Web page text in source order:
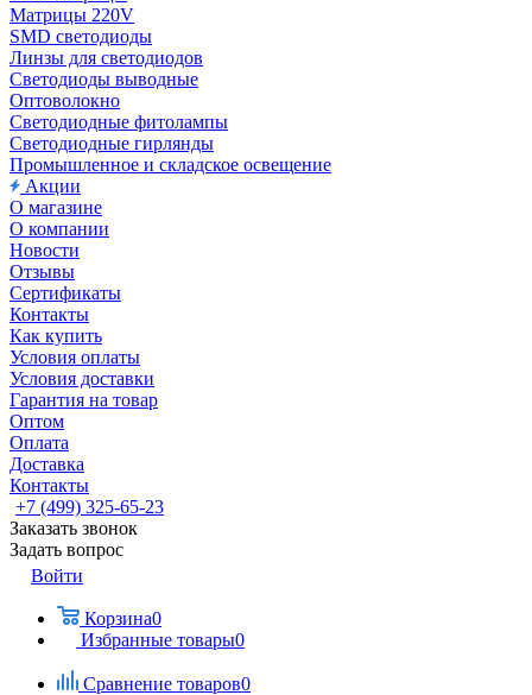
Матрицы 220V
SMD светодиоды
Линзы для светодиодов
Светодиоды выводные
Оптоволокно
Светодиодные фитолампы
Светодиодные гирлянды
Промышленное и складское освещение
Акции
О магазине
О компании
Новости
Отзывы
Сертификаты
Контакты
Как купить
Условия оплаты
Условия доставки
Гарантия на товар
Оптом
Оплата
Доставка
Контакты
+7 (499) 325-65-23
Заказать звонок
Задать вопрос
Войти
Корзина0
Избранные товары0
Сравнение товаров0